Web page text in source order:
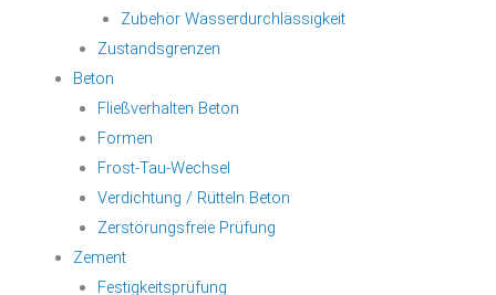
Zubehör Wasserdurchlässigkeit
Zustandsgrenzen
Beton
Fließverhalten Beton
Formen
Frost-Tau-Wechsel
Verdichtung / Rütteln Beton
Zerstörungsfreie Prüfung
Zement
Festigkeitsprüfung